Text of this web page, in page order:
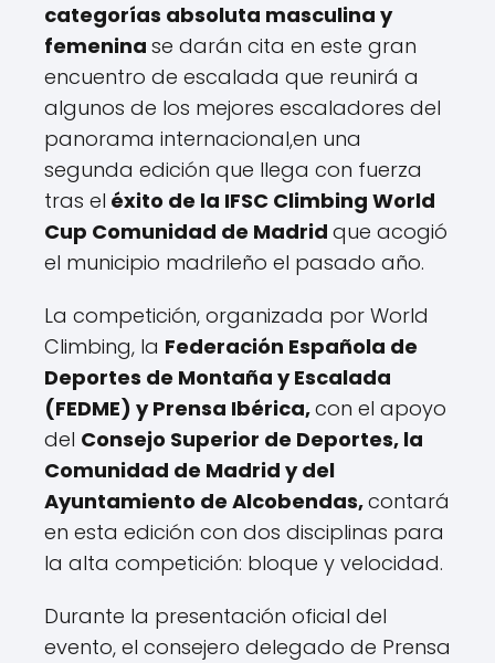
categorías absoluta masculina y
femenina se darán cita en este gran
encuentro de escalada que reunirá a
algunos de los mejores escaladores del
panorama internacional,en una
segunda edición que llega con fuerza
tras el éxito de la IFSC Climbing World
Cup Comunidad de Madrid que acogió
el municipio madrileño el pasado año.
La competición, organizada por World
Climbing, la Federación Española de
Deportes de Montaña y Escalada
(FEDME) y Prensa Ibérica,con el apoyo
del Consejo Superior de Deportes, la
Comunidad de Madrid y del
Ayuntamiento de Alcobendas,contará
en esta edición con dos disciplinas para
la alta competición: bloque y velocidad.
Durante la presentación oficial del
evento, el consejero delegado de Prensa